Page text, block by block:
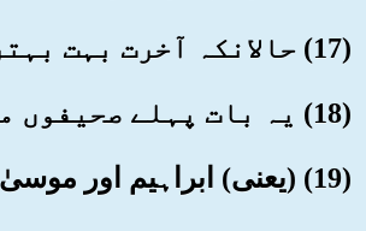
(17) حالانکہ آخرت بہت بہتر اور پائندہ تر ہے
(18) یہ بات پہلے صحیفوں میں (مرقوم) ہے
(19) (یعنی) ابراہیم اور موسیٰ کے صحیفوں میں